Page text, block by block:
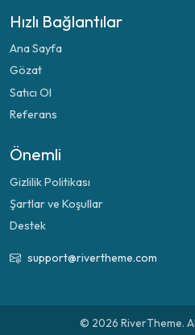
Hızlı Bağlantılar
Ana Sayfa
Gözat
Satıcı Ol
Referans
Önemli
Gizlilik Politikası
Şartlar ve Koşullar
Destek
support@rivertheme.com
© 2026 RiverTheme.